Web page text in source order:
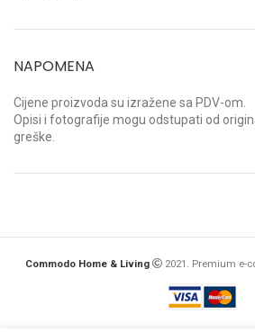
NAPOMENA
Cijene proizvoda su izražene sa PDV-om.
Opisi i fotografije mogu odstupati od
greške.
Commodo Home & Living 2021. Premium e-